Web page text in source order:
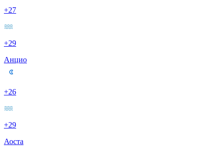
+27
+29
Анцио
+26
+29
Аоста